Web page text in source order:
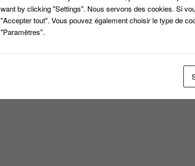
want by clicking "Settings". Nous servons des cookies. Si
"Accepter tout". Vous pouvez également choisir le type de
"Paramètres".